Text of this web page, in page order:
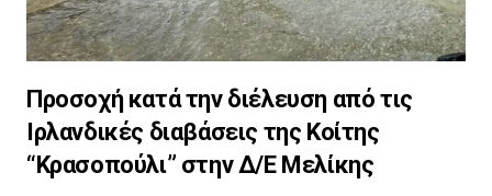
Προσοχή κατά την διέλευση από τις
Ιρλανδικές διαβάσεις της Κοίτης
“Κρασοπούλι” στην Δ/Ε Μελίκης